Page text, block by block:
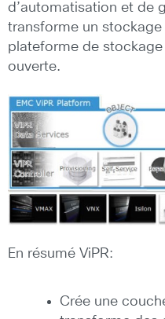
d’automatisation et de
transforme un
plateforme de
ouverte.
En résumé ViPR:
Crée une